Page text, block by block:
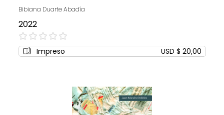
Bibiana Duarte Abadía
2022
0%
Impreso USD $ 20,00